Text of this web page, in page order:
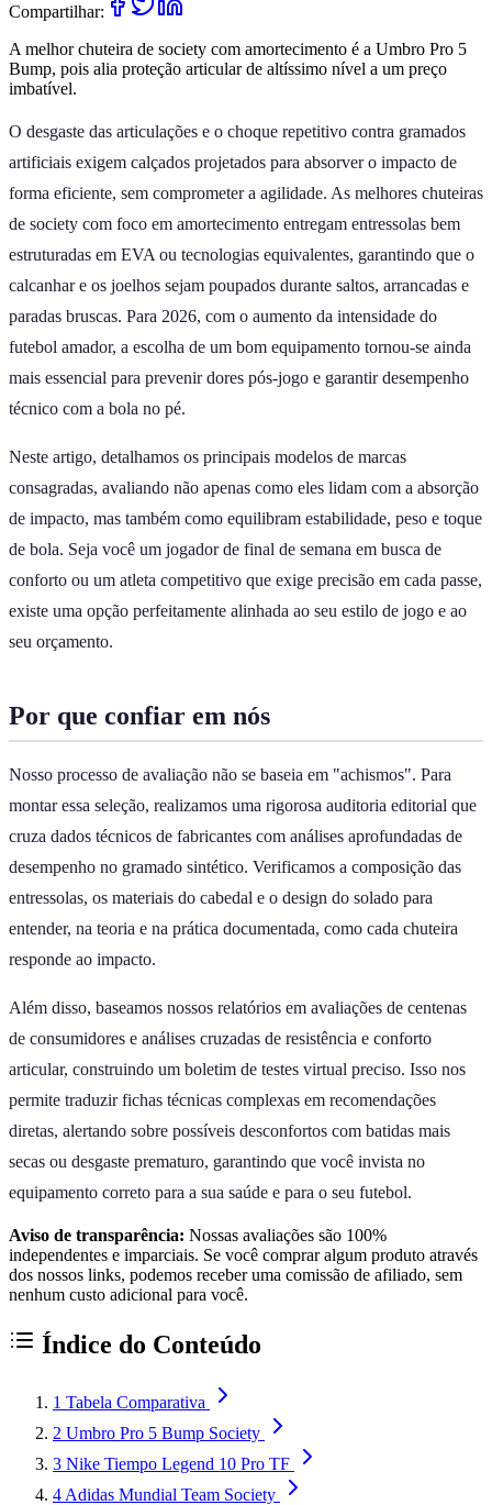
Compartilhar:
A melhor chuteira de society com amortecimento é a Umbro Pro 5
Bump, pois alia proteção articular de altíssimo nível a um preço
imbatível.
O desgaste das articulações e o choque repetitivo contra gramados
artificiais exigem calçados projetados para absorver o impacto de
forma eficiente, sem comprometer a agilidade. As melhores chuteiras
de society com foco em amortecimento entregam entressolas bem
estruturadas em EVA ou tecnologias equivalentes, garantindo que o
calcanhar e os joelhos sejam poupados durante saltos, arrancadas e
paradas bruscas. Para 2026, com o aumento da intensidade do
futebol amador, a escolha de um bom equipamento tornou-se ainda
mais essencial para prevenir dores pós-jogo e garantir desempenho
técnico com a bola no pé.
Neste artigo, detalhamos os principais modelos de marcas
consagradas, avaliando não apenas como eles lidam com a absorção
de impacto, mas também como equilibram estabilidade, peso e toque
de bola. Seja você um jogador de final de semana em busca de
conforto ou um atleta competitivo que exige precisão em cada passe,
existe uma opção perfeitamente alinhada ao seu estilo de jogo e ao
seu orçamento.
Por que confiar em nós
Nosso processo de avaliação não se baseia em "achismos". Para
montar essa seleção, realizamos uma rigorosa auditoria editorial que
cruza dados técnicos de fabricantes com análises aprofundadas de
desempenho no gramado sintético. Verificamos a composição das
entressolas, os materiais do cabedal e o design do solado para
entender, na teoria e na prática documentada, como cada chuteira
responde ao impacto.
Além disso, baseamos nossos relatórios em avaliações de centenas
de consumidores e análises cruzadas de resistência e conforto
articular, construindo um boletim de testes virtual preciso. Isso nos
permite traduzir fichas técnicas complexas em recomendações
diretas, alertando sobre possíveis desconfortos com batidas mais
secas ou desgaste prematuro, garantindo que você invista no
equipamento correto para a sua saúde e para o seu futebol.
Aviso de transparência: Nossas avaliações são 100%
independentes e imparciais. Se você comprar algum produto através
dos nossos links, podemos receber uma comissão de afiliado, sem
nenhum custo adicional para você.
Índice do Conteúdo
1 Tabela Comparativa
2 Umbro Pro 5 Bump Society
3 Nike Tiempo Legend 10 Pro TF
4 Adidas Mundial Team Society